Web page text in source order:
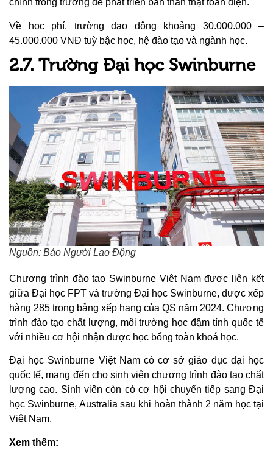
chính trong trường để phát triển bản thân thật toàn diện.
Về học phí, trường dao động khoảng 30.000.000 –
45.000.000 VNĐ tuỳ bậc học, hệ đào tạo và ngành học.
2.7. Trường Đại học Swinburne
Nguồn: Báo Người Lao Động
Chương trình đào tạo Swinburne Việt Nam được liên kết
giữa Đại học FPT và trường Đại học Swinburne, được xếp
hàng 285 trong bảng xếp hạng của QS năm 2024. Chương
trình đào tạo chất lượng, môi trường học đậm tính quốc tế
với nhiều cơ hội nhận được học bổng toàn khoá học.
Đại học Swinburne Việt Nam có cơ sở giáo dục đại học
quốc tế, mang đến cho sinh viên chương trình đào tạo chất
lượng cao. Sinh viên còn có cơ hội chuyển tiếp sang Đại
học Swinburne, Australia sau khi hoàn thành 2 năm học tại
Việt Nam.
Xem thêm: